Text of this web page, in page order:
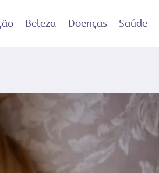
Beleza Doenças Saúde